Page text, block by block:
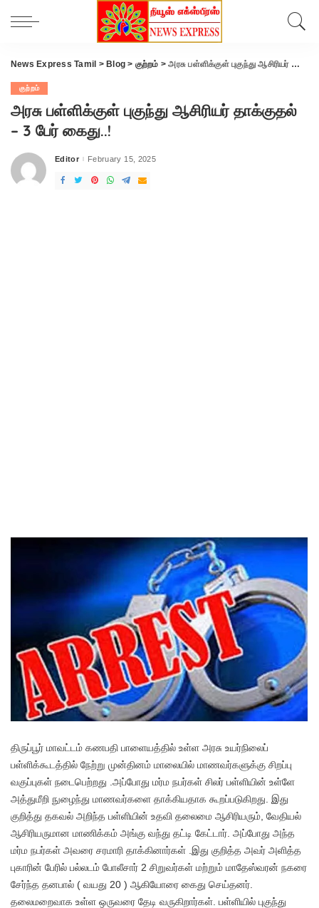
News Express Tamil > Blog > குற்றம் >அரசு பள்ளிக்குள் புகுந்து ஆசிரியர் தாக்குதல் – 3 பேர் கைது..!
குற்றம்
அரசு பள்ளிக்குள் புகுந்து ஆசிரியர் தாக்குதல்
– 3 பேர் கைது..!
Posted
Editor February 15, 2025
திருப்பூர் மாவட்டம் கணபதி பாளையத்தில் உள்ள அரசு உயர்நிலைப்
பள்ளிக்கூடத்தில் நேற்று முன்தினம் மாலையில் மாணவர்களுக்கு சிறப்பு
வகுப்புகள் நடைபெற்றது .அப்போது மர்ம நபர்கள் சிலர் பள்ளியின் உள்ளே
அத்துமீறி நுழைந்து மாணவர்களை தாக்கியதாக கூறப்படுகிறது. இது
குறித்து தகவல் அறிந்த பள்ளியின் உதவி தலைமை ஆசிரியரும், வேதியல்
ஆசிரியருமான மாணிக்கம் அங்கு வந்து தட்டி கேட்டார். அப்போது அந்த
மர்ம நபர்கள் அவரை சரமாரி தாக்கினார்கள் .இது குறித்த அவர் அளித்த
புகாரின் பேரில் பல்லடம் போலீசார் 2 சிறுவர்கள் மற்றும் மாதேஸ்வரன் நகரை
சேர்ந்த தனபால் ( வயது 20 ) ஆகியோரை கைது செய்தனர்.
தலைமறைவாக உள்ள ஒருவரை தேடி வருகிறார்கள். பள்ளியில் புகுந்து